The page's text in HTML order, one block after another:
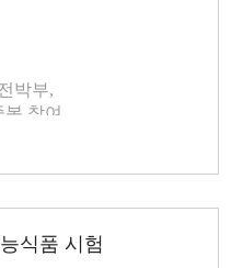
셀) 후 시험제품
인하는
처치(진정, 관리
다.
안은 시술 전·후
가압(물리적
. (가압 시 통증이
이므로 내원 시
박부,
복 참여
문신, 속눈썹 펌,
식품 시험